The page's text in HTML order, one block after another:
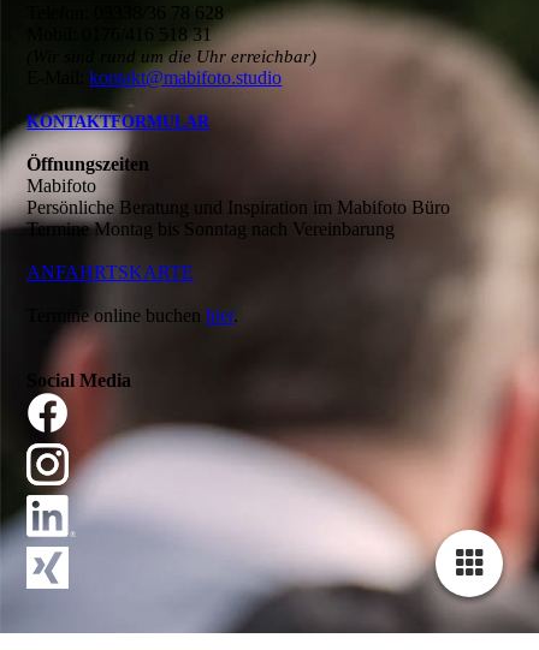
Telefon: 03338/36 78 628
Mobil: 0176/416 518 31
(Wir sind rund um die Uhr erreichbar)
E-Mail:kontakt@mabifoto.studio
KONTAKTFORMULAR
Öffnungszeiten
Mabifoto
Persönliche Beratung und Inspiration im Mabifoto Büro
Termine Montag bis Sonntag nach Vereinbarung
ANFAHRTSKARTE
Termine online buchenhier.
Social Media